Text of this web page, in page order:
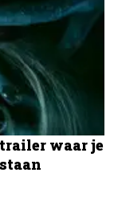
waar je